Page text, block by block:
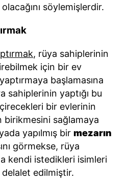
olacağını söylemişlerdir.
, rüya sahiplerinin
için bir ev
başlamasına
sahiplerinin yaptığı bu
bir evlerinin
birikmesini sağlamaya
yapılmış bir mezarın
görmekse, rüya
kendi istedikleri isimleri
edilmiştir.